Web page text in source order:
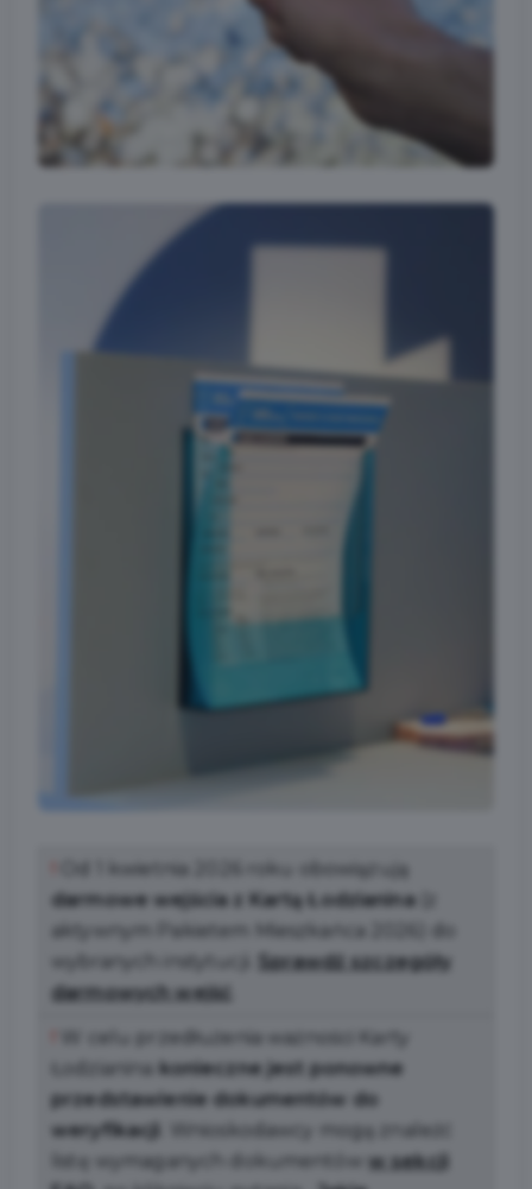
Od 1 kwietnia 2026 roku obowiązują
darmowe wejścia z Kartą Łodzianina
aktywnym Pakietem Mieszkańca 2026) do
wybranych instytucji.
Sprawdź szczegóły
darmowych wejść
W celu przedłużenia ważności Karty
Łodzianina konieczne jest ponowne
przedstawienie dokumentów do
weryfikacji
. Wnioskodawcy mogą znaleźć
listę wymaganych dokumentów w sekcji